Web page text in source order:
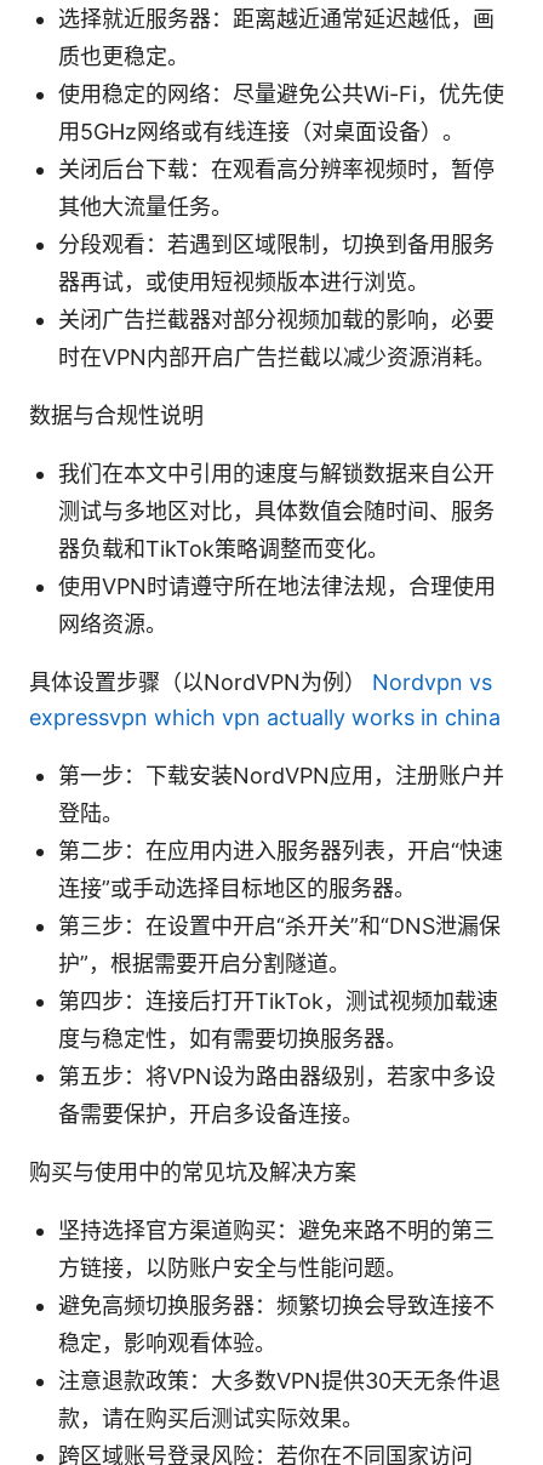
选择就近服务器：距离越近通常延迟越低，画
质也更稳定。
使用稳定的网络：尽量避免公共Wi-Fi，优先使
用5GHz网络或有线连接（对桌面设备）。
关闭后台下载：在观看高分辨率视频时，暂停
其他大流量任务。
分段观看：若遇到区域限制，切换到备用服务
器再试，或使用短视频版本进行浏览。
关闭广告拦截器对部分视频加载的影响，必要
时在VPN内部开启广告拦截以减少资源消耗。
数据与合规性说明
我们在本文中引用的速度与解锁数据来自公开
测试与多地区对比，具体数值会随时间、服务
器负载和TikTok策略调整而变化。
使用VPN时请遵守所在地法律法规，合理使用
网络资源。
具体设置步骤（以NordVPN为例） Nordvpn vs
expressvpn which vpn actually works in china
第一步：下载安装NordVPN应用，注册账户并
登陆。
第二步：在应用内进入服务器列表，开启“快速
连接”或手动选择目标地区的服务器。
第三步：在设置中开启“杀开关”和“DNS泄漏保
护”，根据需要开启分割隧道。
第四步：连接后打开TikTok，测试视频加载速
度与稳定性，如有需要切换服务器。
第五步：将VPN设为路由器级别，若家中多设
备需要保护，开启多设备连接。
购买与使用中的常见坑及解决方案
坚持选择官方渠道购买：避免来路不明的第三
方链接，以防账户安全与性能问题。
避免高频切换服务器：频繁切换会导致连接不
稳定，影响观看体验。
注意退款政策：大多数VPN提供30天无条件退
款，请在购买后测试实际效果。
跨区域账号登录风险：若你在不同国家访问